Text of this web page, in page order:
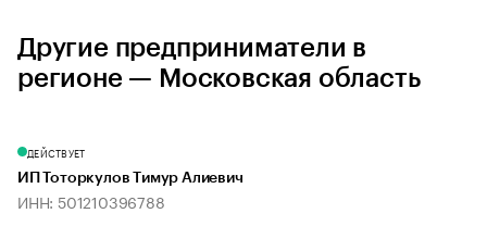
Другие предприниматели в
регионе — Московская область
ДЕЙСТВУЕТ
ИП Тоторкулов Тимур Алиевич
ИНН: 501210396788